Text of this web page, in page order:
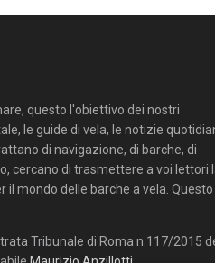
questo l'obiettivo dei nostri
le guide di vela, le notizie
di navigazione, di barche, di
cercano di trasmettere a voi lettori
il mondo delle barche a vela. Questo
Tribunale di Roma n.117/2015